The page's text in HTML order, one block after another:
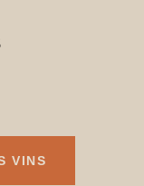
VINS